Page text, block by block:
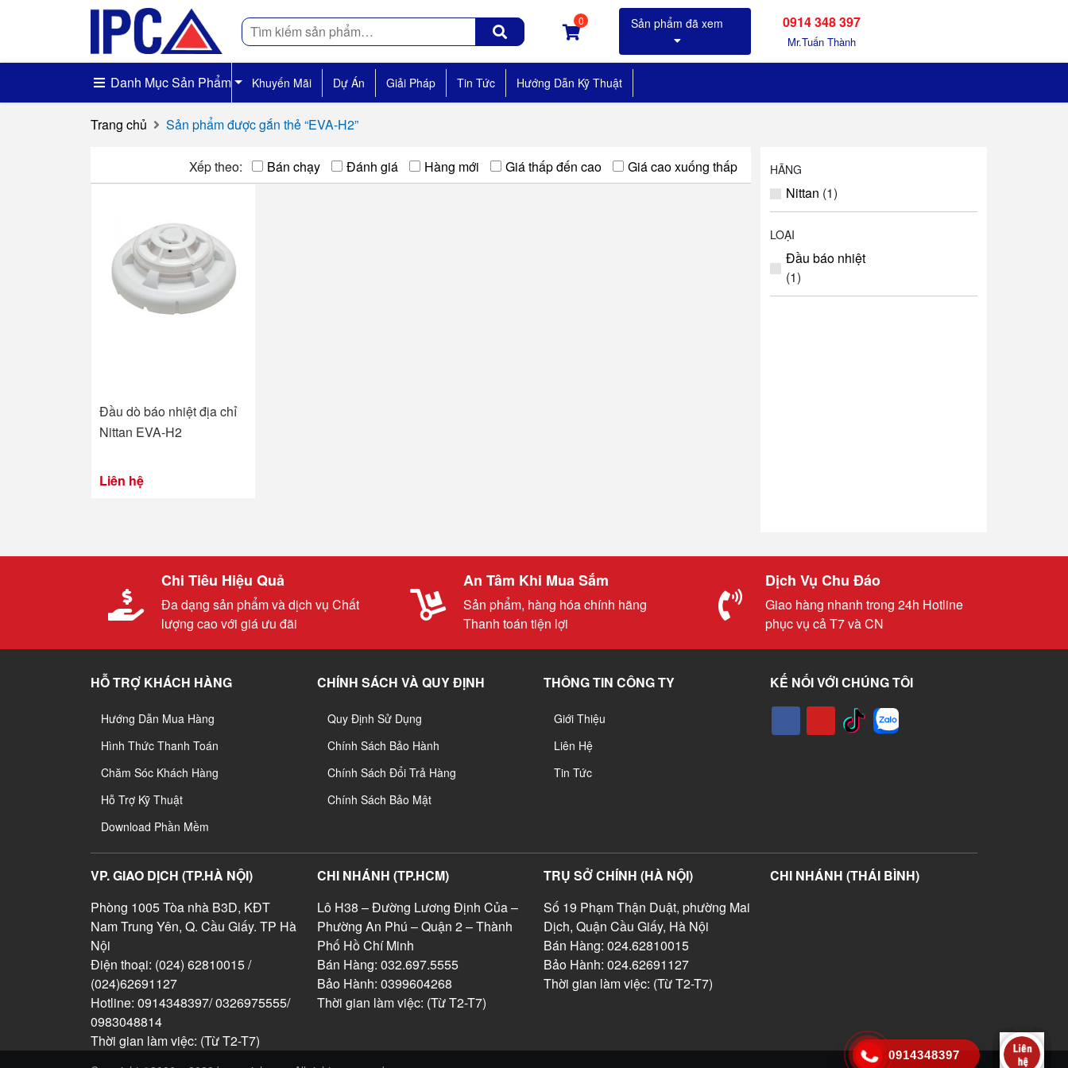
Tìm
kiếm
0 0914 348 397
Mr.Tuấn Thành
Danh Mục Sản Phẩm Khuyến Mãi Dự Án Giải Pháp Tin Tức Hướng Dẫn Kỹ Thuật
Trang chủ Sản phẩm được gắn thẻ “EVA-H2”
Xếp theo: Bán chạy Đánh giá Hàng mới Giá thấp đến cao Giá cao xuống thấp
Đầu dò báo nhiệt địa chỉ
Nittan EVA-H2
Liên hệ
HÃNG
Nittan (1)
LOẠI
Đầu báo nhiệt
(1)
Chi Tiêu Hiệu Quả
Đa dạng sản phẩm và dịch vụ Chất
lượng cao với giá ưu đãi
An Tâm Khi Mua Sắm
Sản phẩm, hàng hóa chính hãng
Thanh toán tiện lợi
Dịch Vụ Chu Đáo
Giao hàng nhanh trong 24h Hotline
phục vụ cả T7 và CN
HỖ TRỢ KHÁCH HÀNG
Hướng Dẫn Mua Hàng
Hình Thức Thanh Toán
Chăm Sóc Khách Hàng
Hỗ Trợ Kỹ Thuật
Download Phần Mềm
CHÍNH SÁCH VÀ QUY ĐỊNH
Quy Định Sử Dụng
Chính Sách Bảo Hành
Chính Sách Đổi Trả Hàng
Chính Sách Bảo Mật
THÔNG TIN CÔNG TY
Giới Thiệu
Liên Hệ
Tin Tức
KẾ NỐI VỚI CHÚNG TÔI
VP. GIAO DỊCH (TP.HÀ NỘI)
Phòng 1005 Tòa nhà B3D, KĐT
Nam Trung Yên, Q. Cầu Giấy. TP Hà
Nội
Điện thoại: (024) 62810015 /
(024)62691127
Hotline: 0914348397/ 0326975555/
0983048814
Thời gian làm việc: (Từ T2-T7)
CHI NHÁNH (TP.HCM)
Lô H38 – Đường Lương Định Của –
Phường An Phú – Quận 2 – Thành
Phố Hồ Chí Minh
Bán Hàng: 032.697.5555
Bảo Hành: 0399604268
Thời gian làm việc: (Từ T2-T7)
TRỤ SỞ CHÍNH (HÀ NỘI)
Số 19 Phạm Thận Duật, phường Mai
Dịch, Quận Cầu Giấy, Hà Nội
Bán Hàng: 024.62810015
Bảo Hành: 024.62691127
Thời gian làm việc: (Từ T2-T7)
CHI NHÁNH (THÁI BÌNH)
0914348397